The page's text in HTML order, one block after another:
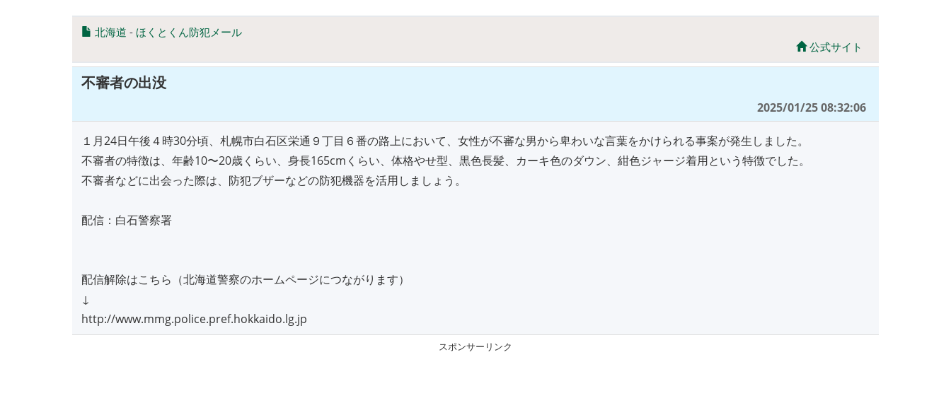
北海道 - ほくとくん防犯メール
公式サイト
不審者の出没
2025/01/25 08:32:06
１月24日午後４時30分頃、札幌市白石区栄通９丁目６番の路上において、女性が不審な男から卑わいな言葉をかけられる事案が発生しました。
不審者の特徴は、年齢10〜20歳くらい、身長165cmくらい、体格やせ型、黒色長髪、カーキ色のダウン、紺色ジャージ着用という特徴でした。
不審者などに出会った際は、防犯ブザーなどの防犯機器を活用しましょう。
配信：白石警察署
配信解除はこちら（北海道警察のホームページにつながります）
↓
http://www.mmg.police.pref.hokkaido.lg.jp
スポンサーリンク